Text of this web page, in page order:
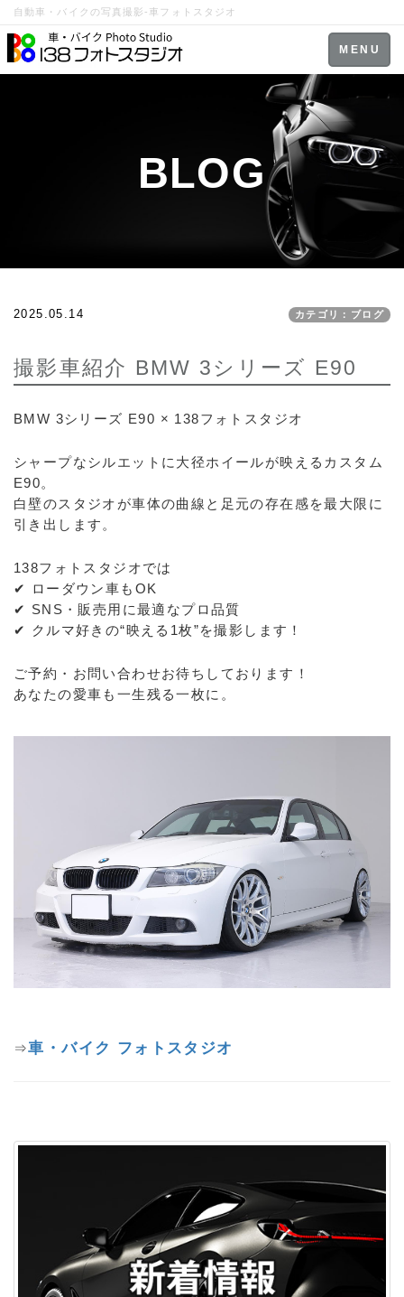
自動車・バイクの写真撮影-車フォトスタジオ
Toggle
navigation
MENU
BLOG
2025.05.14 カテゴリ：ブログ
撮影車紹介 BMW 3シリーズ E90
BMW 3シリーズ E90 × 138フォトスタジオ
シャープなシルエットに大径ホイールが映えるカスタム
E90。
白壁のスタジオが車体の曲線と足元の存在感を最大限に
引き出します。
138フォトスタジオでは
✔ ローダウン車もOK
✔ SNS・販売用に最適なプロ品質
✔ クルマ好きの“映える1枚”を撮影します！
ご予約・お問い合わせお待ちしております！
あなたの愛車も一生残る一枚に。
⇒車・バイク フォトスタジオ